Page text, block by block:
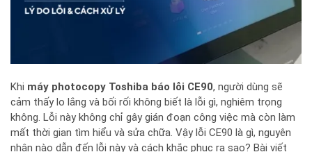
Khi máy photocopy Toshiba báo lỗi CE90, người dùng sẽ
cảm thấy lo lắng và bối rối không biết là lỗi gì, nghiêm trọng
không. Lỗi này không chỉ gây gián đoạn công việc mà còn làm
mất thời gian tìm hiểu và sửa chữa. Vậy lỗi CE90 là gì, nguyên
nhân nào dẫn đến lỗi này và cách khắc phục ra sao? Bài viết